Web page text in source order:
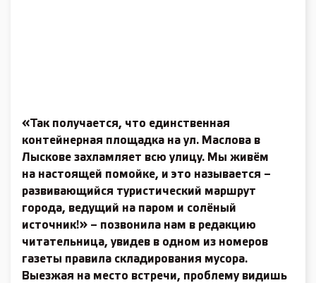
«Так получается, что единственная
контейнерная площадка на ул. Маслова в
Лыскове захламляет всю улицу. Мы живём
на настоящей помойке, и это называется –
развивающийся туристический маршрут
города, ведущий на паром и солёный
источник!» – позвонила нам в редакцию
читательница, увидев в одном из номеров
газеты правила складирования мусора.
Выезжая на место встречи, проблему видишь